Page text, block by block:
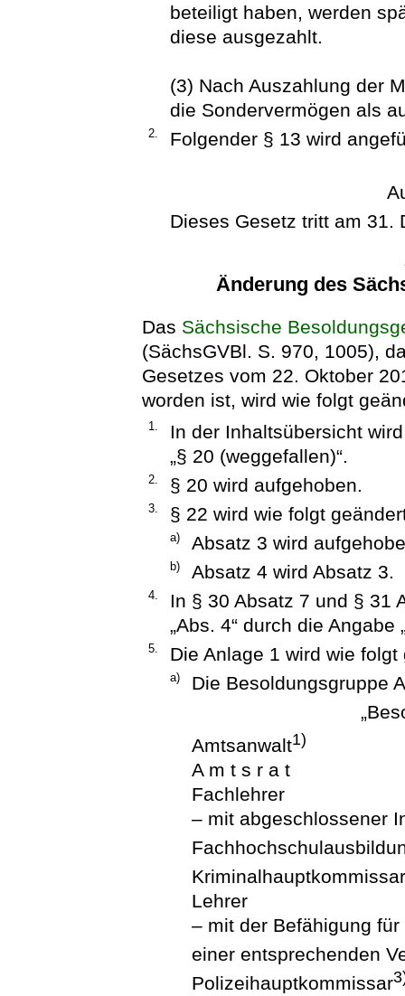
beteiligt haben, werden
diese ausgezahlt.
(3) Nach Auszahlung der
die Sondervermögen als
2. Folgender § 13 wird
Dieses Gesetz tritt am 31.
Änderung des
Das Sächsische
(SächsGVBl. S. 970, 1005),
Gesetzes vom 22. Oktober
worden ist, wird wie folgt
1.
In der Inhaltsübersicht
„§ 20 (weggefallen)“.
2. § 20 wird aufgehoben.
3. § 22 wird wie folgt
a) Absatz 3 wird
b) Absatz 4 wird Absatz 3.
4.
In § 30 Absatz 7 und § 31
„Abs. 4“ durch die Angabe
5. Die Anlage 1 wird wie folgt
a)
Die Besoldungsgruppe
Amtsanwalt1)
A m t s r a t
Fachlehrer
– mit abgeschlossener
Lehrer
– mit der Befähigung
einer entsprechenden
Polizeihauptkommissar